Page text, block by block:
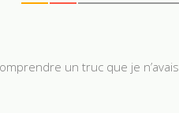
un truc que je n’avais